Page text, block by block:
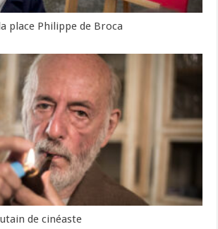
place Philippe de Broca
de cinéaste